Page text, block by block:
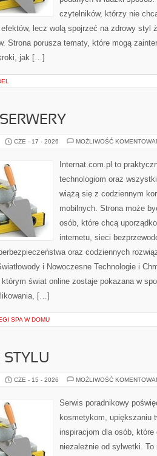
czytelników, którzy nie
lecz wolą spojrzeć na zdrowy styl
Strona porusza tematy, które mogą
jak […]
CZE - 17 - 2026 MOŻLIWOŚĆ
Internat.com.pl to
technologiom oraz
wiążą się z codziennym
mobilnych. Strona może
osób, które chcą
internetu, sieci
oraz codziennych
i Nowoczesne Technologie i
którym świat online zostaje pokazana w
[…]
SPA W DOMU
STYLU
CZE - 15 - 2026 MOŻLIWOŚĆ
Serwis poradnikowy
kosmetykom, upiększaniu
inspiracjom dla osób,
niezależnie od sylwetki.